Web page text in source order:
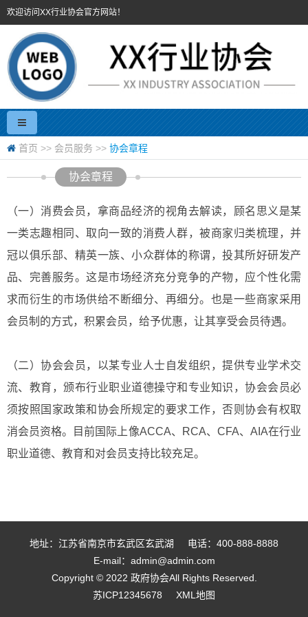
欢迎访问XX行业协会官方网站！
首页 >> 会员服务 >> 协会章程
协会章程
（一）消费会员，拿商品经济的视角去解读，顾名思义是某
一类志趣相同、取向一致的消费人群，被商家归类梳理，并
冠以俱乐部、精英一族、小众群体的称谓，投其所好研发产
品、完善服务。这是市场经济充分竞争的产物，应个性化需
求而衍生的市场供给不断细分、再细分。也是一些商家采用
会员制的方式，积累会员，给予优惠，让其享受会员待遇。
（二）协会会员，以某专业人士自发组织，提供专业学术交
流、教育，颁布行业职业道德操守和专业知识，协会会员必
须按照国家政策和协会所规定的要求工作，否则协会有权取
消会员资格。目前国际上像ACCA、RCA、CFA、AIA在行业
职业道德、教育和对会员支持比较充足。
地址：江苏省南京市玄武区玄武湖
电话：400-888-8888
E-mail：admin@admin.com
Copyright © 2022 政府协会All Rights Reserved.
苏ICP12345678
XML地图